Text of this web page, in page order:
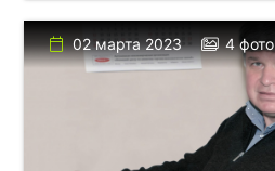
02 марта 2023 4 фото